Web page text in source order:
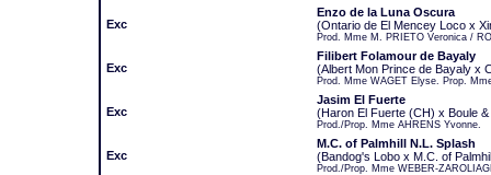
Exc
Enzo de la Luna Oscura
(Ontario de El Mencey Loco x
Prod. Mme M. PRIETO Veronica /
Exc
Filibert Folamour de Bayaly
(Albert Mon Prince de Bayaly x
Prod. Mme WAGET Elyse. Prop.
Exc
Jasim El Fuerte
(Haron El Fuerte (CH) x Boule
Prod./Prop. Mme AHRENS Yvonne.
Exc
M.C. of Palmhill N.L. Splash
(Bandog's Lobo x M.C. of
Prod./Prop. Mme WEBER-